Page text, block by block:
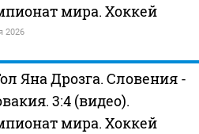
мира. Хоккей
2026
Яна Дрозга. Словения -
3:4 (видео).
мира. Хоккей